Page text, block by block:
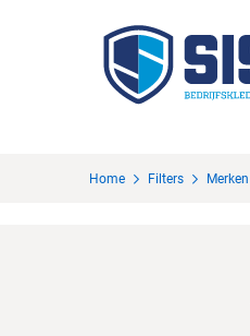
Home Filters Merken